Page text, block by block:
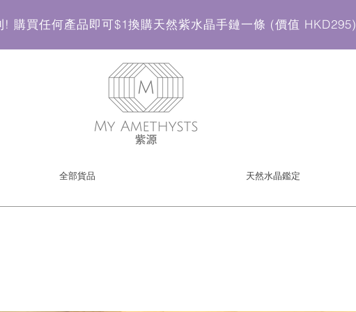
! 購買任何產品即可$1換購天然紫水晶手鏈一條 (價值 HKD295)
全部貨品 天然水晶鑑定